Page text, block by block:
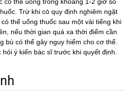
Trừ khi có quy định nghiêm ngặt
thể uống thuốc sau một vài tiếng khi
nếu thời gian quá xa thời điểm cần
bù có thể gây nguy hiểm cho cơ thể.
ý kiến bác sĩ trước khi quyết định.